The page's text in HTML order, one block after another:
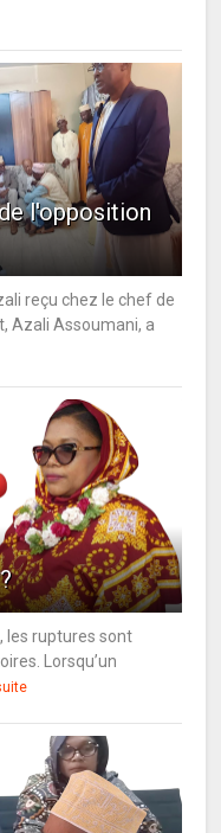
l'opposition
reçu chez le chef de
Azali Assoumani, a
les ruptures sont
Lorsqu’un